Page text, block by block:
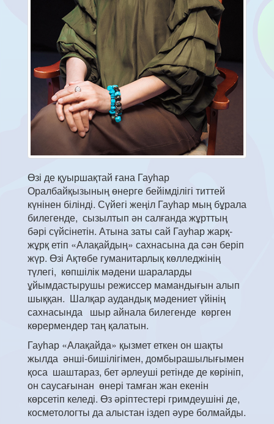
Өзі де қуыршақтай ғана Гауһар
Оралбайқызының өнерге бейімділігі титтей
күнінен білінді. Сүйегі жеңіл Гауһар мың бұрала
билегенде, сызылтып ән салғанда жұрттың
бәрі сүйсінетін. Атына заты сай Гауһар жарқ-
жұрқ етіп «Алақайдың» сахнасына да сән беріп
жүр. Өзі Ақтөбе гуманитарлық көлледжінің
түлегі, көпшілік мәдени шараларды
ұйымдастырушы режиссер мамандығын алып
шыққан. Шалқар аудандық мәдениет үйінің
сахнасында шыр айнала билегенде көрген
көрермендер таң қалатын.
Гауһар «Алақайда» қызмет еткен он шақты
жылда әнші-бишілігімен, домбырашылығымен
қоса шаштараз, бет әрлеуші ретінде де көрініп,
он саусағынан өнері тамған жан екенін
көрсетіп келеді. Өз әріптестері гримдеушіні де,
косметологты да алыстан іздеп әуре болмайды.